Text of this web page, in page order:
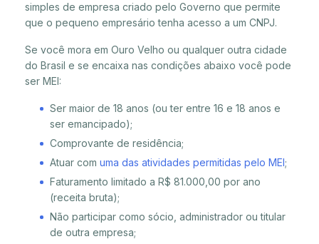
simples de empresa criado pelo Governo que permite
que o pequeno empresário tenha acesso a um CNPJ.
Se você mora em Ouro Velho ou qualquer outra cidade
do Brasil e se encaixa nas condições abaixo você pode
ser MEI:
Ser maior de 18 anos (ou ter entre 16 e 18 anos e
ser emancipado);
Comprovante de residência;
Atuar com uma das atividades permitidas pelo MEI;
Faturamento limitado a R$ 81.000,00 por ano
(receita bruta);
Não participar como sócio, administrador ou titular
de outra empresa;